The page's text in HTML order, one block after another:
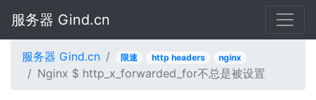
服务器 Gind.cn
服务器 Gind.cn 限速 http headers nginx
Nginx $ http_x_forwarded_for不总是被设置